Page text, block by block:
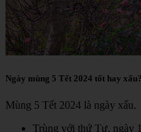
Ngày mùng 5 Tết 2024 tốt hay xấu?
Mùng 5 Tết 2024 là ngày xấu.
Trùng với thứ Tư, ngày